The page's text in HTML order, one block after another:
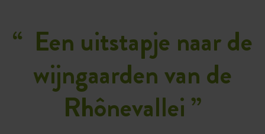
“ Een uitstapje naar de
wijngaarden van de
Rhônevallei ”